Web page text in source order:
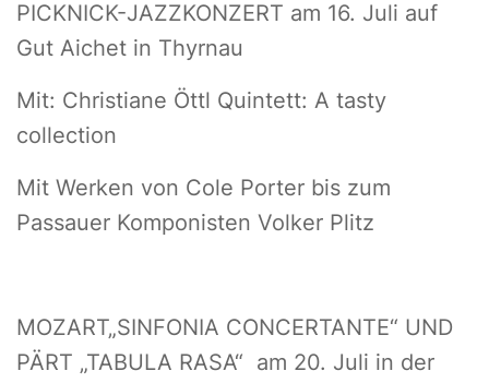
PICKNICK-JAZZKONZERT am 16. Juli auf
Gut Aichet in Thyrnau
Mit: Christiane Öttl Quintett: A tasty
collection
Mit Werken von Cole Porter bis zum
Passauer Komponisten Volker Plitz
MOZART„SINFONIA CONCERTANTE“ UND
PÄRT „TABULA RASA“ am 20. Juli in der